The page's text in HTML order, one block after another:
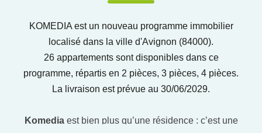
KOMEDIA est un nouveau programme immobilier
localisé dans la ville d'Avignon (84000).
26 appartements sont disponibles dans ce
programme, répartis en 2 pièces, 3 pièces, 4 pièces.
La livraison est prévue au 30/06/2029.
Komediaest bien plus qu’une résidence : c’est une